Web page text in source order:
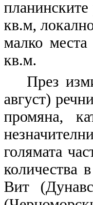
кв.м,
малко
кв.м.
През
август)
промяна,
голямата
количества
Вит